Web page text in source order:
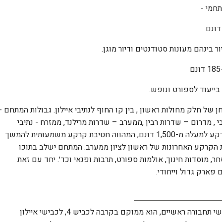
חלק מחולות ראשון , בין קו החוף לנתיבי איילון. גבולות המתחם
, מדרום – שדרות רבין ,ממערב – שדרות מרילנד, ממזרח - נתיבי
איילון. סה״כ במתחם יש קרקע למעלה מ-1,500 דונם, המהווה חטיבת קרקע משמעותית להמשך
הקרקע האחרונות של ראשון לציון ממערב. המתחם ישלב בתוכו
מוסדות חינוך, אולמות ספורט, תרבות ופנאי וכד׳. יחד עם זאת
גדול וייחודי.
המתחם נמצא בסמוך לכבישי תחבורה ראשיים, הוא ממוקם בקרבה לכביש 4, לכבישי איילון